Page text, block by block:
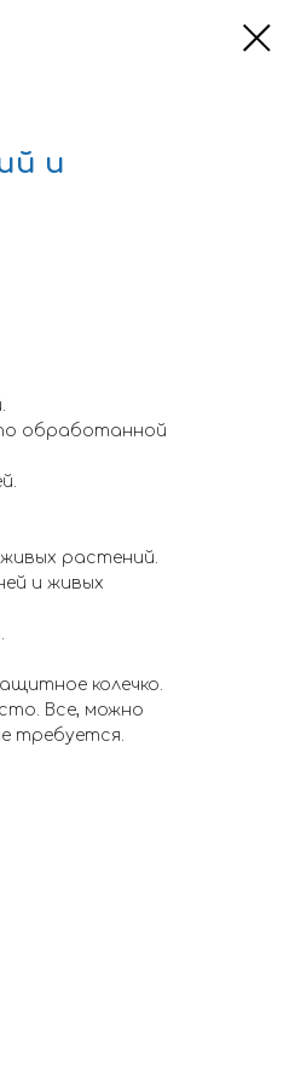
и
обработанной
растений.
и живых
колечко.
Все, можно
требуется.